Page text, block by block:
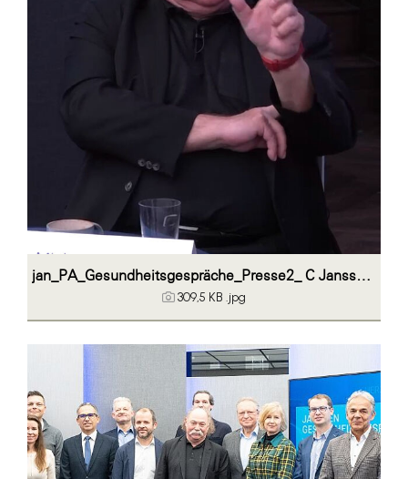
jan_PA_Gesundheitsgespräche_Presse2_ C Janssen Austria
309,5 KB .jpg